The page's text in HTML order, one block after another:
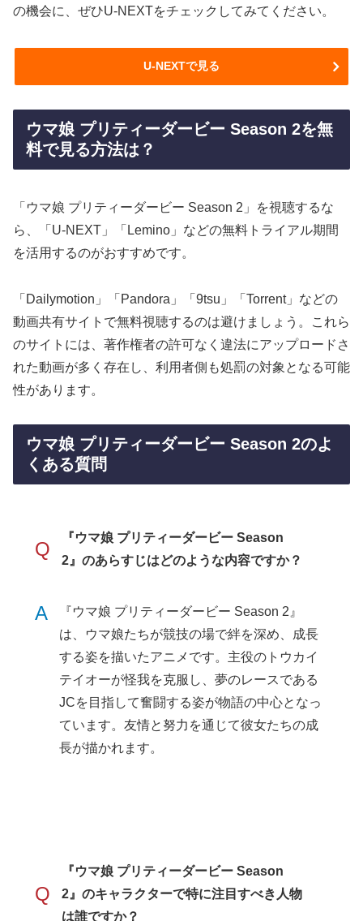
の機会に、ぜひU-NEXTをチェックしてみてください。
U-NEXTで見る
ウマ娘 プリティーダービー Season 2を無
料で見る方法は？
「ウマ娘 プリティーダービー Season 2」を視聴するな
ら、「U-NEXT」「Lemino」などの無料トライアル期間
を活用するのがおすすめです。
「Dailymotion」「Pandora」「9tsu」「Torrent」などの
動画共有サイトで無料視聴するのは避けましょう。これら
のサイトには、著作権者の許可なく違法にアップロードさ
れた動画が多く存在し、利用者側も処罰の対象となる可能
性があります。
ウマ娘 プリティーダービー Season 2のよ
くある質問
Q
『ウマ娘 プリティーダービー Season
2』のあらすじはどのような内容ですか？
A
『ウマ娘 プリティーダービー Season 2』
は、ウマ娘たちが競技の場で絆を深め、成長
する姿を描いたアニメです。主役のトウカイ
テイオーが怪我を克服し、夢のレースである
JCを目指して奮闘する姿が物語の中心となっ
ています。友情と努力を通じて彼女たちの成
長が描かれます。
Q
『ウマ娘 プリティーダービー Season
2』のキャラクターで特に注目すべき人物
は誰ですか？